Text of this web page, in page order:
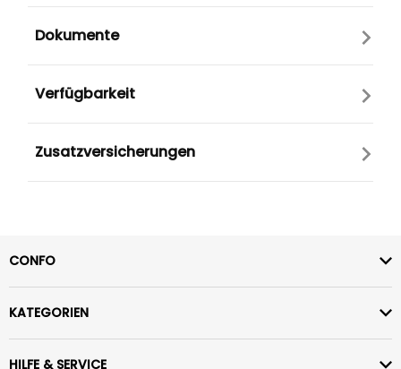
Dokumente
Verfügbarkeit
Zusatzversicherungen
CONFO
KATEGORIEN
HILFE & SERVICE